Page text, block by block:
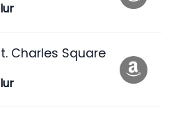
Charles Square